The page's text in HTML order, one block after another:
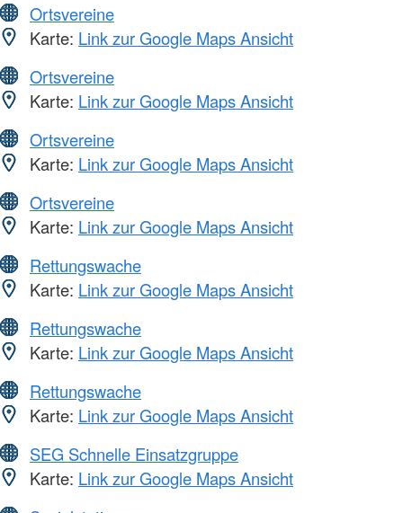
Ortsvereine
Karte: Link zur Google Maps Ansicht
Ortsvereine
Karte: Link zur Google Maps Ansicht
Ortsvereine
Karte: Link zur Google Maps Ansicht
Ortsvereine
Karte: Link zur Google Maps Ansicht
Rettungswache
Karte: Link zur Google Maps Ansicht
Rettungswache
Karte: Link zur Google Maps Ansicht
Rettungswache
Karte: Link zur Google Maps Ansicht
SEG Schnelle Einsatzgruppe
Karte: Link zur Google Maps Ansicht